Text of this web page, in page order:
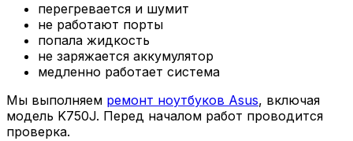
перегревается и шумит
не работают порты
попала жидкость
не заряжается аккумулятор
медленно работает система
Мы выполняем ремонт ноутбуков Asus, включая
модель K750J. Перед началом работ проводится
проверка.